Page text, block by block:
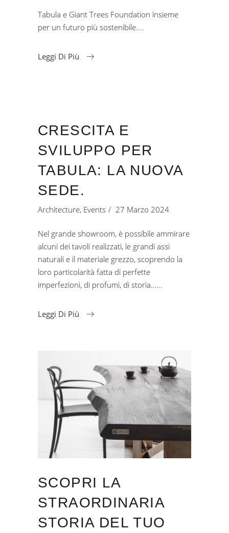
Tabula e Giant Trees Foundation insieme
per un futuro più sostenibile.
Leggi Di Più
CRESCITA E
SVILUPPO PER
TABULA: LA NUOVA
SEDE.
Architecture, Events 27 Marzo 2024
Nel grande showroom, è possibile ammirare
alcuni dei tavoli realizzati, le grandi assi
naturali e il materiale grezzo, scoprendo la
loro particolarità fatta di perfette
imperfezioni, di profumi, di storia…
Leggi Di Più
SCOPRI LA
STRAORDINARIA
STORIA DEL TUO